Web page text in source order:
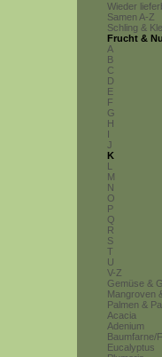
Wieder
Samen A-Z
Schling &
Frucht &
A
B
C
D
E
F
G
H
I
J
K
L
M
N
O
P
Q
R
S
T
U
V-Z
Gemüse &
Mangroven
Palmen &
Acacia
Adenium
Baumfarne/
Eucalyptus